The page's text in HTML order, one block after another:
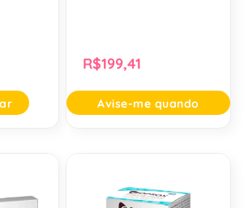
R$199,41
Avise-me quando